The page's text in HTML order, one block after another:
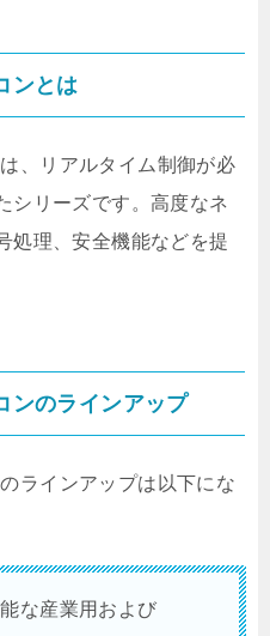
ンとは
、リアルタイム制御が必
シリーズです。高度なネ
処理、安全機能などを提
のラインアップ
ラインアップは以下にな
な産業用および